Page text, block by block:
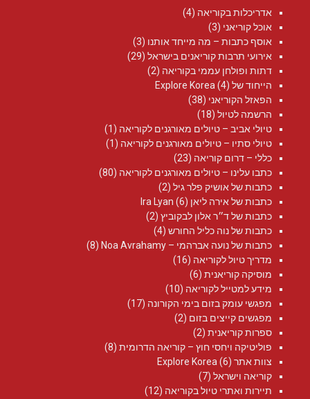
אדריכלות בקוריאה (4)
אוכל קוריאני (3)
אוסף כתבות – מה מייחד אותנו (3)
אירועי תרבות קוריאנים בישראל (29)
דתות ופולחן עממי בקוריאה (2)
הייחוד של Explore Korea (4)
הפאזל הקוריאני (38)
הרשמה לטיול (18)
טיולי אביב – טיולים מאורגנים לקוריאה (1)
טיולי סתיו – טיולים מאורגנים לקוריאה (1)
כללי – דרום קוריאה (23)
כתבו עלינו – טיולים מאורגנים לקוריאה (80)
כתבות של אושיק פלר גיל (2)
כתבות של אירה ליאן Ira Lyan (6)
כתבות של ד״ר אלון לבקוביץ (2)
כתבות של נוה כליל החורש (4)
כתבות של נועה אברהמי – Noa Avrahamy‏
(8)
מדריך טיול לקוריאה (16)
מוסיקה קוריאנית (6)
מידע למטייל לקוריאה (10)
מפגשי עומק בזום בימי הקורונה (17)
מפגשים קייצים בזום (2)
ספרות קוריאנית (2)
פוליטיקה ויחסי חוץ – קוריאה הדרומית (8)
צוות אתר Explore Korea (6)
קוריאה וישראל (7)
תיירות ואתרי טיול בקוריאה (12)